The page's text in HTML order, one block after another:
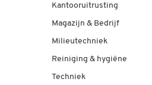
Kantooruitrusting
Magazijn & Bedrijf
Milieutechniek
Reiniging & hygiëne
Techniek